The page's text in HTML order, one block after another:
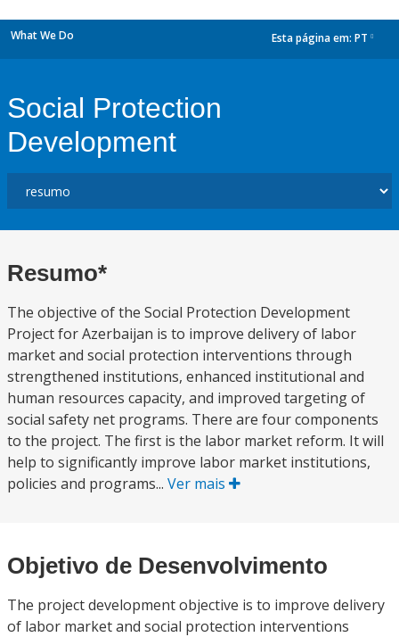
What We Do Esta página em: PT
Social Protection
Development
Resumo*
The objective of the Social Protection Development
Project for Azerbaijan is to improve delivery of labor
market and social protection interventions through
strengthened institutions, enhanced institutional and
human resources capacity, and improved targeting of
social safety net programs. There are four components
to the project. The first is the labor market reform. It will
help to significantly improve labor market institutions,
policies and programs... Ver mais
Objetivo de Desenvolvimento
The project development objective is to improve delivery
of labor market and social protection interventions